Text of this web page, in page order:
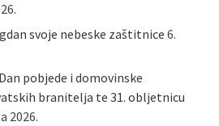
svoje nebeske zaštitnice 6.
pobjede i domovinske
branitelja te 31. obljetnicu
2026.